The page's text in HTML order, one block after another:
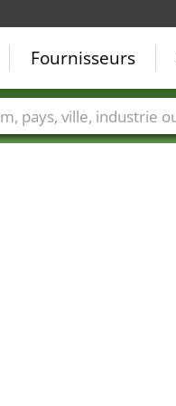
Fournisseurs
Villes Secteurs de foire